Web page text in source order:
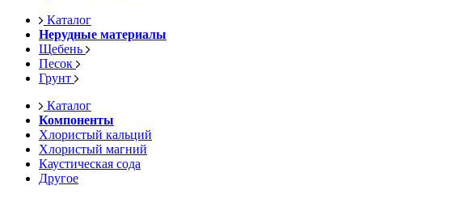
Каталог
Нерудные материалы
Щебень
Песок
Грунт
Каталог
Компоненты
Хлористый кальций
Хлористый магний
Каустическая сода
Другое